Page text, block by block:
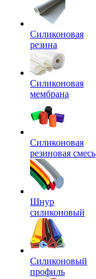
Силиконовая
резина
Силиконовая
мембрана
Силиконовая
резиновая смесь
Шнур
силиконовый
Силиконовый
профиль